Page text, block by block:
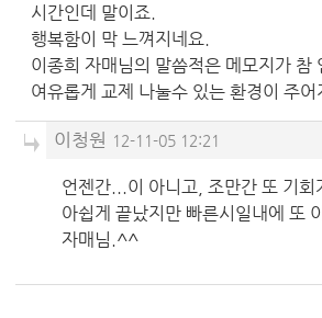
시간인데 말이죠.
행복함이 막 느껴지네요.
이종희 자매님의 말씀적은 메모지가 참
여유롭게 교제 나눌수 있는 환경이 주어
이청원 12-11-05 12:21
언젠간...이 아니고, 조만간 또 기회
아쉽게 끝났지만 빠른시일내에 또
자매님.^^